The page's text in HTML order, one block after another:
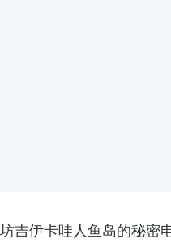
吉伊卡哇人鱼岛的秘密